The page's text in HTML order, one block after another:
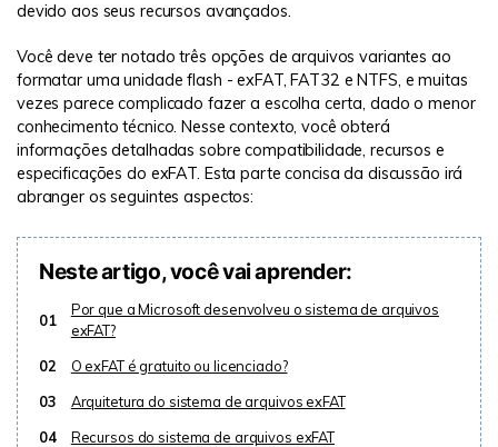
devido aos seus recursos avançados.
Você deve ter notado três opções de arquivos variantes ao
formatar uma unidade flash - exFAT, FAT32 e NTFS, e muitas
vezes parece complicado fazer a escolha certa, dado o menor
conhecimento técnico. Nesse contexto, você obterá
informações detalhadas sobre compatibilidade, recursos e
especificações do exFAT. Esta parte concisa da discussão irá
abranger os seguintes aspectos:
Neste artigo, você vai aprender:
01
Por que a Microsoft desenvolveu o sistema de arquivos
exFAT?
02
O exFAT é gratuito ou licenciado?
03
Arquitetura do sistema de arquivos exFAT
04
Recursos do sistema de arquivos exFAT